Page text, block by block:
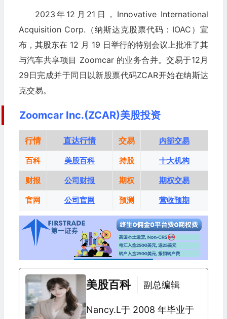
2023年12月21日，Innovative International
Acquisition Corp.（纳斯达克股票代码：IOAC）宣
布，其股东在 12 月 19 日举行的特别会议上批准了其
与汽车共享项目 Zoomcar 的业务合并。交易于12月
29日完成并于同日以新股票代码ZCAR开始在纳斯达
克交易。
Zoomcar Inc.(ZCAR)美股投资
行情 直达行情 交易 内部交易
百科 美股百科 持股 十大机构
财报 公司财报 期权 期权交易
官网 公司官网 预测 营收预期
美股百科 副总编辑
Nancy.L于 2008 年毕业于